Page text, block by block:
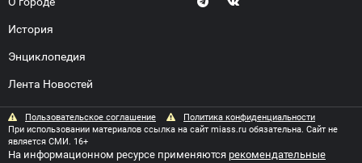
История
Энциклопедия
Лента Новостей
Пользовательское соглашение
Политика конфиденциальности
При использовании материалов ссылка на сайт miass.ru обязательна. Сайт не
является СМИ. 16+
На информационном ресурсе применяются рекомендательные